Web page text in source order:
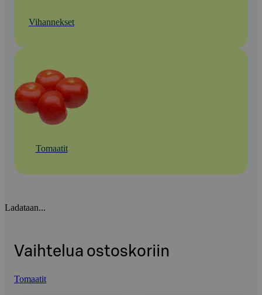
Vihannekset
Tomaatit
Ladataan...
Vaihtelua ostoskoriin
Tomaatit